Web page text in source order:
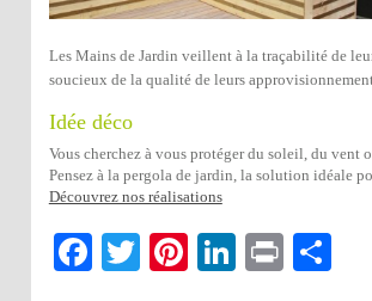
Les Mains de Jardin veillent à la traçabilité de
soucieux de la qualité de leurs
Idée déco
Vous cherchez à vous protéger du soleil, du
Pensez à la pergola de jardin, la solution idéale
Découvrez nos réalisations
Facebook
TwitterPinterest
LinkedIn
Print